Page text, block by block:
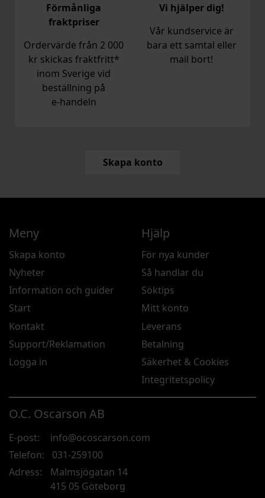
Förmånliga
fraktpriser
Ordervärde från 2 000
kr skickas fraktfritt*
inom Sverige vid
beställning på
e‑handeln
Vi hjälper dig!
Vår kundservice är
bara ett samtal eller
mail bort!
Skapa konto
O.C. Oscarson AB
E-post:
info@ocoscarson.com
Telefon:
031-259100
Adress:
Malmsjögatan 14
415 05 Göteborg
Meny
Skapa konto
Nyheter
Information och guider
Start
Kontakt
Support/Reklamation
Logga in
Hjälp
För nya kunder
Så handlar du
Söktips
Mitt konto
Leverans
Betalning
Säkerhet & Cookies
Integritetspolicy